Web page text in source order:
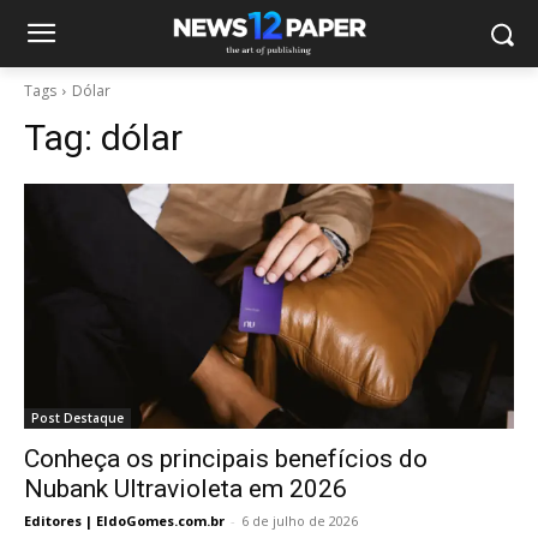
Tags Dólar
Tag: dólar
Post Destaque
Conheça os principais benefícios do
Nubank Ultravioleta em 2026
Editores | EldoGomes.com.br - 6 de julho de 2026